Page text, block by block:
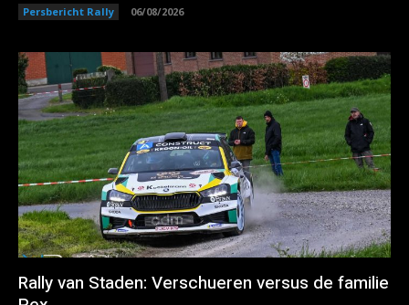
Persbericht Rally 06/08/2026
Rally van Staden: Verschueren versus de familie